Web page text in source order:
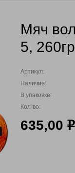
Мяч
5,
Артикул:
Наличие:
В упаковке:
Кол-во:
635,00 р